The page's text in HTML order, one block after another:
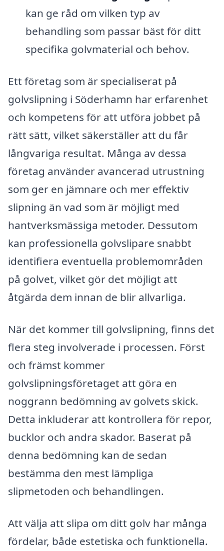
kan ge råd om vilken typ av
behandling som passar bäst för ditt
specifika golvmaterial och behov.
Ett företag som är specialiserat på
golvslipning i Söderhamn har erfarenhet
och kompetens för att utföra jobbet på
rätt sätt, vilket säkerställer att du får
långvariga resultat. Många av dessa
företag använder avancerad utrustning
som ger en jämnare och mer effektiv
slipning än vad som är möjligt med
hantverksmässiga metoder. Dessutom
kan professionella golvslipare snabbt
identifiera eventuella problemområden
på golvet, vilket gör det möjligt att
åtgärda dem innan de blir allvarliga.
När det kommer till golvslipning, finns det
flera steg involverade i processen. Först
och främst kommer
golvslipningsföretaget att göra en
noggrann bedömning av golvets skick.
Detta inkluderar att kontrollera för repor,
bucklor och andra skador. Baserat på
denna bedömning kan de sedan
bestämma den mest lämpliga
slipmetoden och behandlingen.
Att välja att slipa om ditt golv har många
fördelar, både estetiska och funktionella.